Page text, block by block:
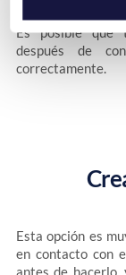
Es posible que
después de
correctamente.
Esta opción es
en contacto con
antes de